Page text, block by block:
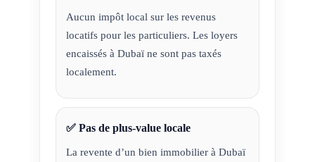
Aucun impôt local sur les revenus
locatifs pour les particuliers. Les loyers
encaissés à Dubaï ne sont pas taxés
localement.
✅ Pas de plus-value locale
La revente d’un bien immobilier à Dubaï